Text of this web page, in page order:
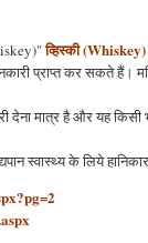
व्हिस्की (Whiskey)
प्राप्त कर सकते हैं।
देना मात्र है और यह
स्वास्थ्य के लिये